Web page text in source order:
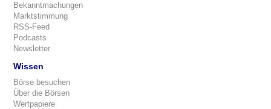
Bekanntmachungen
Marktstimmung
RSS-Feed
Podcasts
Newsletter
Wissen
Börse besuchen
Über die Börsen
Wertpapiere